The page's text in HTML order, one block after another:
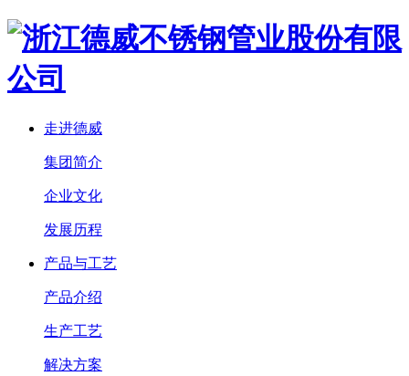
走进德威
集团简介
企业文化
发展历程
产品与工艺
产品介绍
生产工艺
解决方案